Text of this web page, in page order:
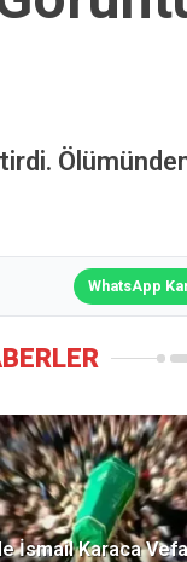
WhatsApp
İsmail Karaca